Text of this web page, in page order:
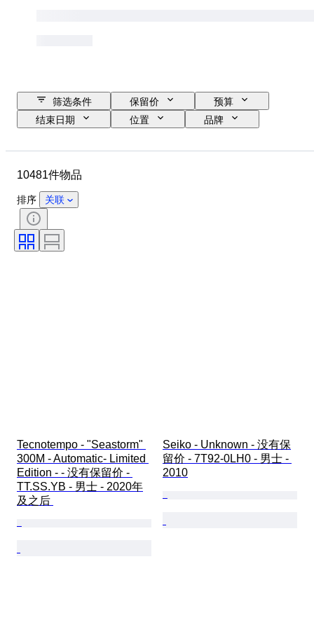
筛选条件 保留价
预算
结束日期
位置
品牌
状态
课题
颜色
时代
原创作品／复制品
10481件物品
排序 关联
Tecnotempo - "Seastorm"
300M - Automatic- Limited
Edition - - 没有保留价 -
TT.SS.YB - 男士 - 2020年
及之后
Seiko - Unknown - 没有保
留价 - 7T92-0LH0 - 男士 -
2010